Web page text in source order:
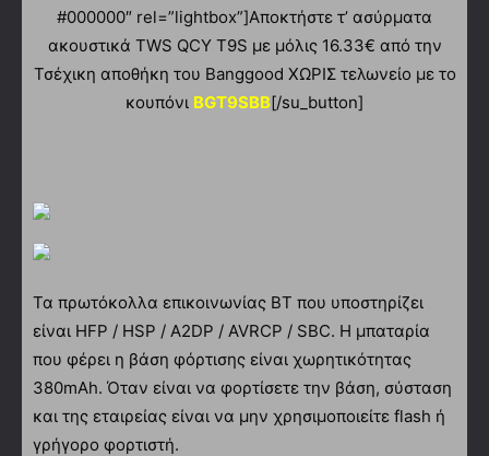
#000000″ rel=”lightbox”]Αποκτήστε τ’ ασύρματα
ακουστικά TWS QCY T9S με μόλις 16.33€ από την
Τσέχικη αποθήκη του Banggood ΧΩΡΙΣ τελωνείο με το
κουπόνι BGT9SBB[/su_button]
Τα πρωτόκολλα επικοινωνίας BT που υποστηρίζει
είναι HFP / HSP / A2DP / AVRCP / SBC. Η μπαταρία
που φέρει η βάση φόρτισης είναι χωρητικότητας
380mAh. Όταν είναι να φορτίσετε την βάση, σύσταση
και της εταιρείας είναι να μην χρησιμοποιείτε flash ή
γρήγορο φορτιστή.